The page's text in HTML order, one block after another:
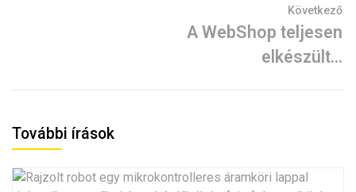
Következő
A WebShop teljesen
elkészült…
További írások